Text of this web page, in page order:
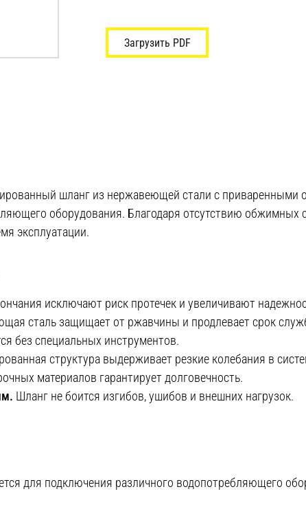
Загрузить PDF
шланг из нержавеющей стали с приваренными
оборудования. Благодаря отсутствию обжимных
эксплуатации.
исключают риск протечек и увеличивают
сталь защищает от ржавчины и продлевает срок
без специальных инструментов.
структура выдерживает резкие колебания в
материалов гарантирует долговечность.
Шланг не боится изгибов, ушибов и внешних нагрузок.
для подключения различного водопотребляющего